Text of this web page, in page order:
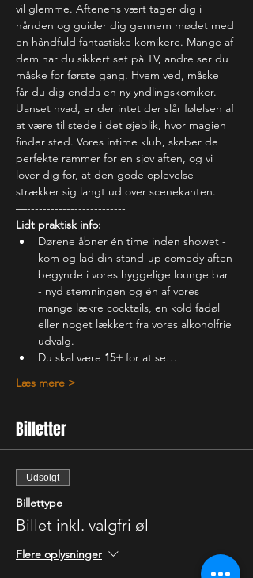
vil glemme. Aftenens vært tager dig i
hånden og guider dig gennem mødet med
en håndfuld fantastiske komikere. Mange af
dem har du sikkert set på TV, andre ser du
måske for første gang. Hvem ved, måske
får du dig endda en ny yndlingskomiker.
Uanset hvad, er der intet der slår følelsen af
at være til stede i det øjeblik, hvor magien
finder sted. Vores intime klub, skaber de
perfekte rammer for en sjov aften, og vi
lover dig for, at den gode oplevelse
strækker sig langt ud over scenekanten.
—-------------------------
Lidt praktisk info:
Dørene åbner én time inden showet -
kom og lad din stand-up comedy aften
begynde i vores hyggelige lounge bar
- nyd stemningen og én af vores
mange lækre cocktails, en kold fadøl
eller noget lækkert fra vores alkoholfrie
udvalg.
Du skal være 15+ for at se…
Læs mere >
Billetter
Udsolgt
Billettype
Billet inkl. valgfri øl
Flere oplysninger